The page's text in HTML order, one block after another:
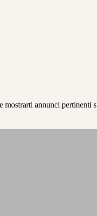
mostrarti annunci pertinenti